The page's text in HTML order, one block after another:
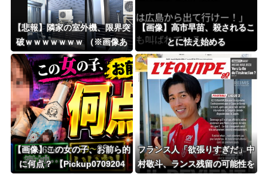
【悲報】隣家の室外機、限界突
破ｗｗｗｗｗｗｗ （※画像あ
り）
【画像】高市早苗、殺されるこ
とに怯え始める
【画像】この女の子、お前ら的
に何点？ 【Pickup0709204
フランス人「欲張りすぎだ」中
村敬斗、ランス残留の可能性を